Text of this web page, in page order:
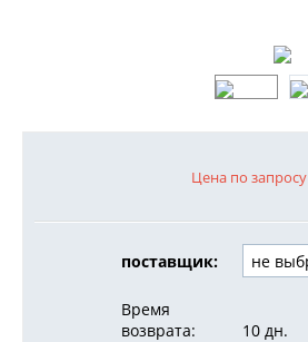
Цена по запросу
поставщик:
Время
возврата:
10 дн.